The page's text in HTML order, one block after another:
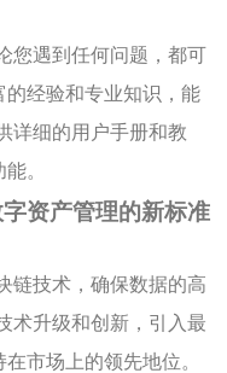
您遇到任何问题，都可
的经验和专业知识，能
详细的用户手册和教
。
资产管理的新标准
链技术，确保数据的高
术升级和创新，引入最
市场上的领先地位。